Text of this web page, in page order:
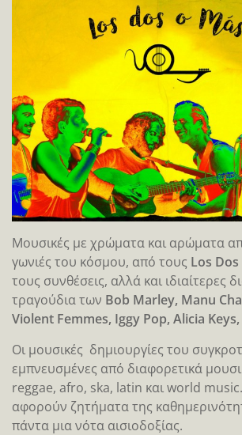
Μουσικές με χρώματα και αρώματα
γωνιές του κόσμου, από τους Los
τους συνθέσεις, αλλά και ιδιαίτερες
τραγούδια των Bob Marley, Manu
Violent Femmes, Iggy Pop, Alicia Keys,
Οι μουσικές δημιουργίες του
εμπνευσμένες από διαφορετικά
reggae, afro, ska, latin και world music.
αφορούν ζητήματα της
πάντα μια νότα αισιοδοξίας.